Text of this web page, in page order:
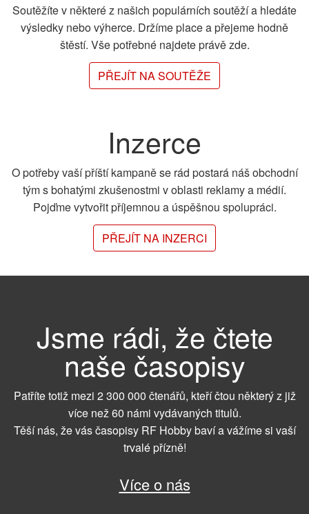
Soutěžíte v některé z našich populárních soutěží a hledáte
výsledky nebo výherce. Držíme place a přejeme hodně
štěstí. Vše potřebné najdete právě zde.
PŘEJÍT NA SOUTĚŽE
Inzerce
O potřeby vaší příští kampaně se rád postará náš obchodní
tým s bohatými zkušenostmi v oblasti reklamy a médií.
Pojďme vytvořit příjemnou a úspěšnou spolupráci.
PŘEJÍT NA INZERCI
Jsme rádi, že čtete
naše časopisy
Patříte totiž mezi 2 300 000 čtenářů, kteří čtou některý z již
více než 60 námi vydávaných titulů.
Těší nás, že vás časopisy RF Hobby baví a vážíme si vaší
trvalé přízně!
Více o nás